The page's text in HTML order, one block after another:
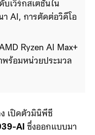
เวิร์กสเตชันใน
AI, การตัดต่อวิดีโอ
Ryzen AI Max+
พร้อมหน่วยประมวล
มีประสิทธิภาพรวม
เปิดตัวมินิพีซี